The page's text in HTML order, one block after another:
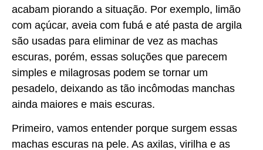
acabam piorando a situação. Por exemplo, limão
com açúcar, aveia com fubá e até pasta de argila
são usadas para eliminar de vez as machas
escuras, porém, essas soluções que parecem
simples e milagrosas podem se tornar um
pesadelo, deixando as tão incômodas manchas
ainda maiores e mais escuras.
Primeiro, vamos entender porque surgem essas
machas escuras na pele. As axilas, virilha e as